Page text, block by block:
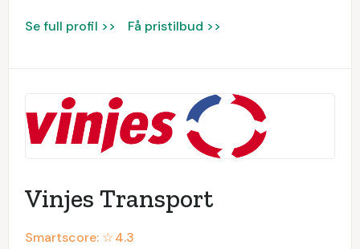
Se full profil >> Få pristilbud >>
Vinjes Transport
Smartscore: ☆4.3